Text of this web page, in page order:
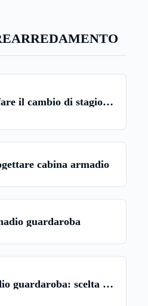
di ristoranti fino a
ARREDAMENTO
il cambio di stagione
cabina armadio
guardaroba
guardaroba: scelta e